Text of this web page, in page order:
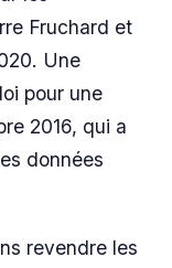
Fruchard et
Une
pour une
2016, qui a
données
revendre les